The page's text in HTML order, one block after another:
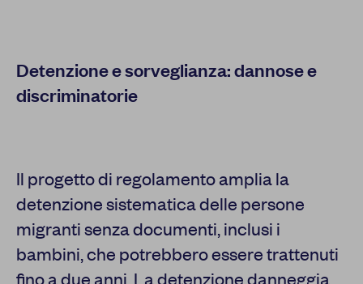
Detenzione e sorveglianza: dannose e
discriminatorie
Il progetto di regolamento amplia la
detenzione sistematica delle persone
migranti senza documenti, inclusi i
bambini, che potrebbero essere trattenuti
fino a due anni. La detenzione danneggia